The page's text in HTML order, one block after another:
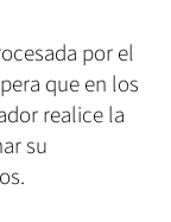
por el
que en los
realice la
su